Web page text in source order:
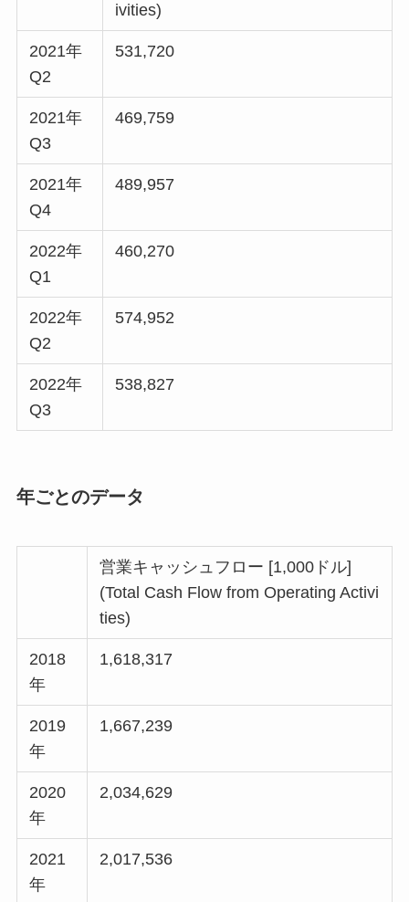
ivities)
2021年
Q2
531,720
2021年
Q3
469,759
2021年
Q4
489,957
2022年
Q1
460,270
2022年
Q2
574,952
2022年
Q3
538,827
年ごとのデータ
営業キャッシュフロー [1,000ドル]
(Total Cash Flow from Operating Activi
ties)
2018
年
1,618,317
2019
年
1,667,239
2020
年
2,034,629
2021
年
2,017,536